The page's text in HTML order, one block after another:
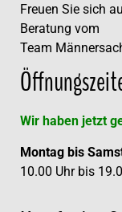
Freuen Sie sich
Beratung vom
Team
Wir haben jetzt
Montag bis
10.00 Uhr bis